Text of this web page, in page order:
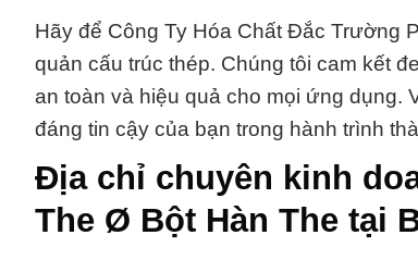
Hãy để Công Ty Hóa Chất Đắc Trường
quản cấu trúc thép. Chúng tôi cam kết
an toàn và hiệu quả cho mọi ứng dụng.
đáng tin cậy của bạn trong hành trình
Địa chỉ chuyên kinh
The Ø Bột Hàn The tại